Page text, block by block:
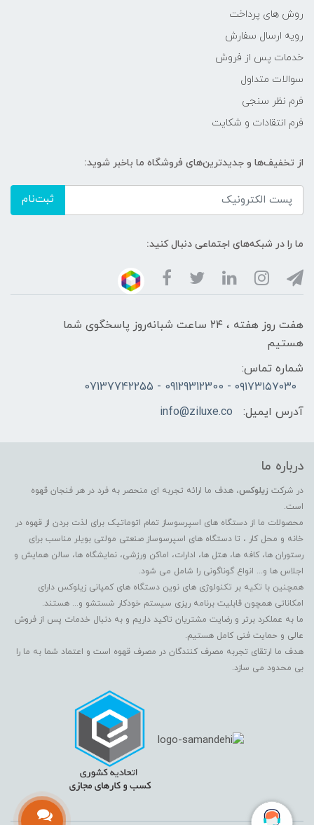
روش های پرداخت
رویه ارسال سفارش
خدمات پس از فروش
سوالات متداول
فرم نظر سنجی
فرم انتقادات و شکایت
از تخفیف‌ها و جدیدترین‌های فروشگاه ما باخبر شوید:
ثبت‌نام
ما را در شبکه‌های اجتماعی دنبال کنید:
هفت روز هفته ، ۲۴ ساعت شبانه‌روز پاسخگوی شما
هستیم
شماره تماس:
۰۹۱۷۳۱۵۷۰۳۰ - 09129312300 - 07137742255
آدرس ایمیل:
info@ziluxe.co
درباره ما
در شرکت زیلوکس، هدف ما ارائه تجربه ای منحصر به فرد در هر فنجان قهوه
است.
محصولات ما از دستگاه های اسپرسوساز تمام اتوماتیک برای لذت بردن از قهوه در
خانه و محل کار ، تا دستگاه های اسپرسوساز صنعتی مولتی بویلر مناسب برای
رستوران ها، کافه ها، هتل ها، ادارات، اماکن ورزشی، نمایشگاه ها، سالن همایش و
اجلاس ها و... انواع گوناگونی را شامل می شود.
همچنین با تکیه بر تکنولوژی های نوین دستگاه های کمپانی زیلوکس دارای
امکاناتی همچون قابلیت برنامه ریزی سیستم خودکار شستشو و... هستند.
ما به عملکرد برتر و رضایت مشتریان تاکید داریم و به دنبال خدمات پس از فروش
عالی و حمایت فنی کامل هستیم.
هدف ما ارتقای تجربه مصرف کنندگان در مصرف قهوه است و اعتماد شما به ما را
بی محدود می سازد.